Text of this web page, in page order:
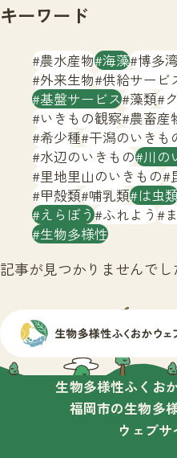
生物多様性ふくおかウ
サイト
キーワード
農水産物 海藻 博多
外来生物 供給サービ
基盤サービス 藻類
いきもの観察 農畜産
希少種 干潟のいきも
水辺のいきもの 川の
里地里山のいきもの
甲殻類 哺乳類 は虫
えらぼう ふれよう
生物多様性
記事が見つかりませんでし
生物多様性ふくお
福岡市の生物多
ウェブサ